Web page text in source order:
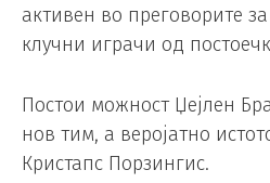
активен во преговорите
клучни играчи од
Постои можност Џејлен
нов тим, а веројатно
Кристапс Порзингис.